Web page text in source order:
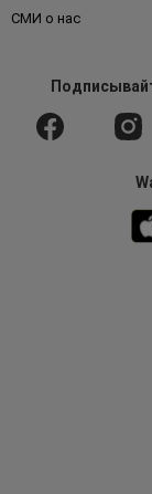
СМИ о нас